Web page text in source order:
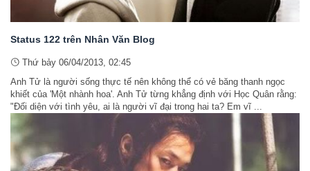
Status 122 trên Nhân Văn Blog
Thứ bảy 06/04/2013, 02:45
Anh Tử là người sống thực tế nên không thể có vẻ băng thanh ngọc
khiết của 'Một nhành hoa'. Anh Tử từng khẳng định với Học Quân rằng:
"Đối diện với tình yêu, ai là người vĩ đại trong hai ta? Em vĩ ...